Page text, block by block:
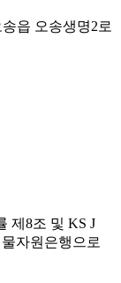
읍 오송생명2로
제8조 및 KS J
자원은행으로